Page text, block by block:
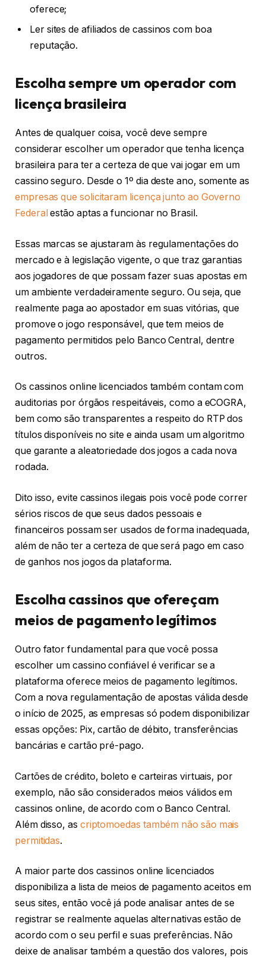
oferece;
Ler sites de afiliados de cassinos com boa
reputação.
Escolha sempre um operador com
licença brasileira
Antes de qualquer coisa, você deve sempre
considerar escolher um operador que tenha licença
brasileira para ter a certeza de que vai jogar em um
cassino seguro. Desde o 1º dia deste ano, somente as
empresas que solicitaram licença junto ao Governo
Federal estão aptas a funcionar no Brasil.
Essas marcas se ajustaram às regulamentações do
mercado e à legislação vigente, o que traz garantias
aos jogadores de que possam fazer suas apostas em
um ambiente verdadeiramente seguro. Ou seja, que
realmente paga ao apostador em suas vitórias, que
promove o jogo responsável, que tem meios de
pagamento permitidos pelo Banco Central, dentre
outros.
Os cassinos online licenciados também contam com
auditorias por órgãos respeitáveis, como a eCOGRA,
bem como são transparentes a respeito do RTP dos
títulos disponíveis no site e ainda usam um algoritmo
que garante a aleatoriedade dos jogos a cada nova
rodada.
Dito isso, evite cassinos ilegais pois você pode correr
sérios riscos de que seus dados pessoais e
financeiros possam ser usados de forma inadequada,
além de não ter a certeza de que será pago em caso
de ganhos nos jogos da plataforma.
Escolha cassinos que ofereçam
meios de pagamento legítimos
Outro fator fundamental para que você possa
escolher um cassino confiável é verificar se a
plataforma oferece meios de pagamento legítimos.
Com a nova regulamentação de apostas válida desde
o início de 2025, as empresas só podem disponibilizar
essas opções: Pix, cartão de débito, transferências
bancárias e cartão pré-pago.
Cartões de crédito, boleto e carteiras virtuais, por
exemplo, não são considerados meios válidos em
cassinos online, de acordo com o Banco Central.
Além disso, as criptomoedas também não são mais
permitidas.
A maior parte dos cassinos online licenciados
disponibiliza a lista de meios de pagamento aceitos em
seus sites, então você já pode analisar antes de se
registrar se realmente aquelas alternativas estão de
acordo com o seu perfil e suas preferências. Não
deixe de analisar também a questão dos valores, pois